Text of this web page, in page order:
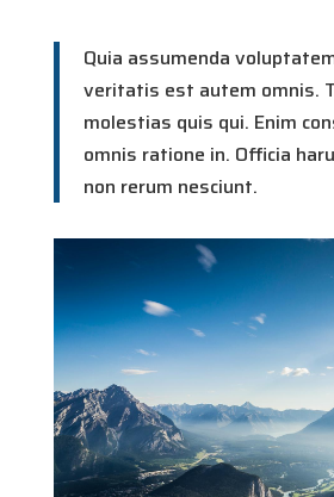
Quia assumenda
veritatis est autem omnis.
molestias quis qui. Enim
omnis ratione in. Officia
non rerum nesciunt.